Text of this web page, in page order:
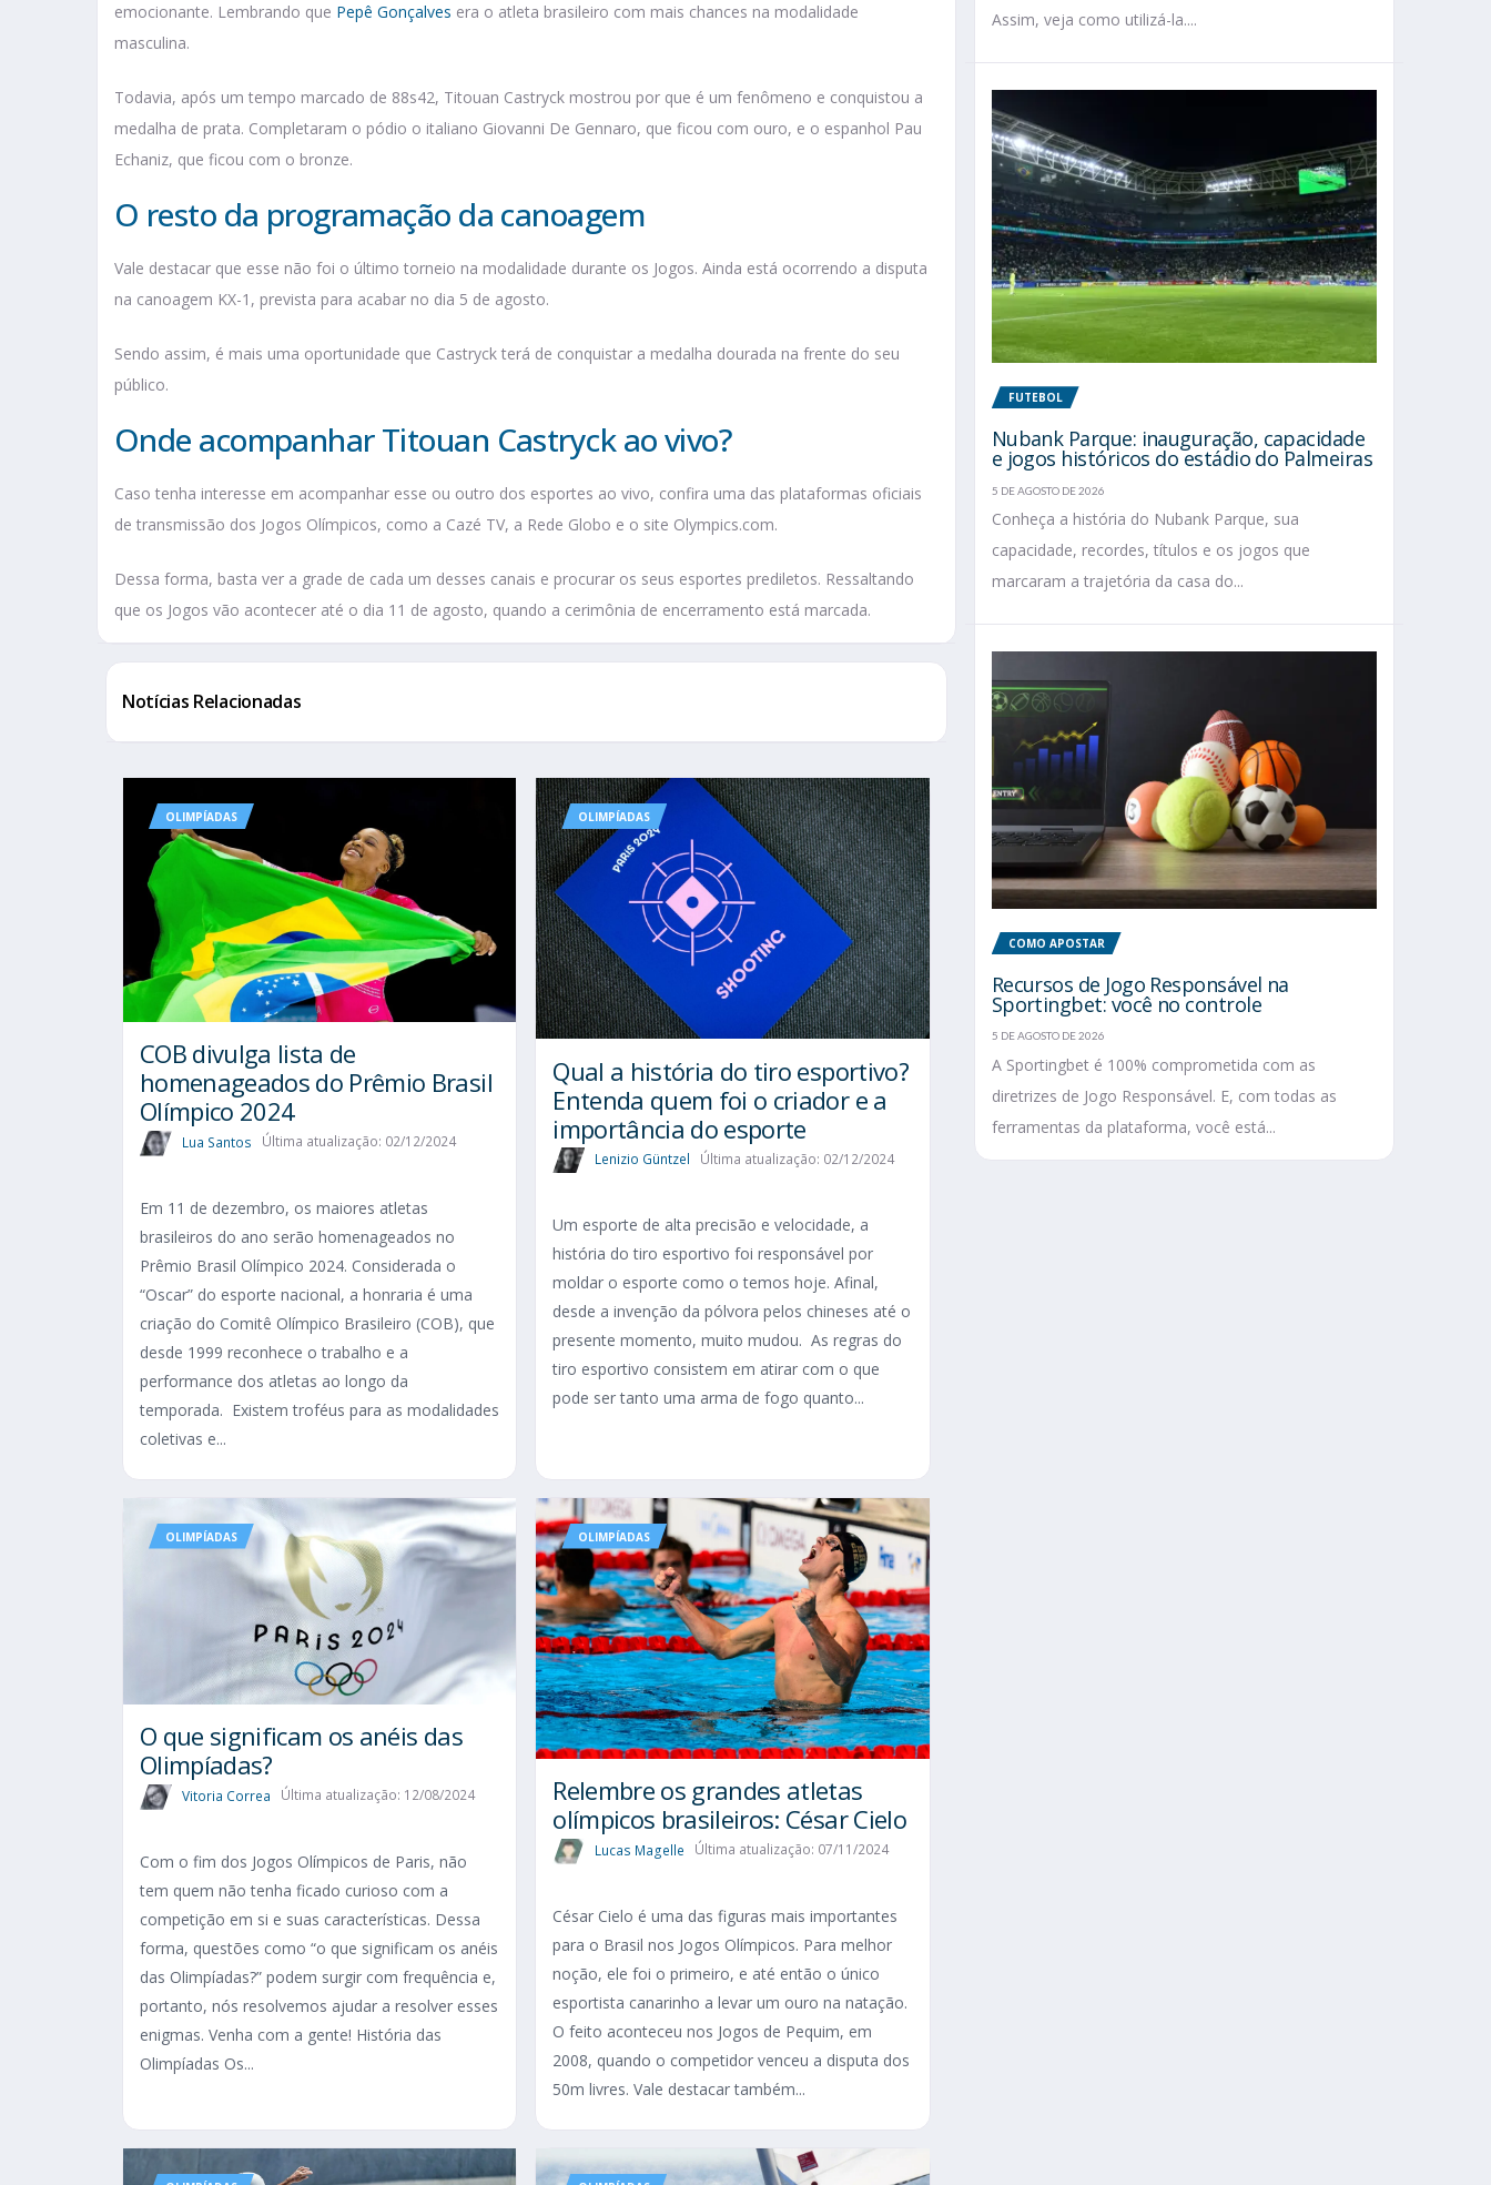
emocionante. Lembrando que Pepê Gonçalves era o atleta brasileiro com mais chances na modalidade
masculina.
Todavia, após um tempo marcado de 88s42, Titouan Castryck mostrou por que é um fenômeno e conquistou a
medalha de prata. Completaram o pódio o italiano Giovanni De Gennaro, que ficou com ouro, e o espanhol Pau
Echaniz, que ficou com o bronze.
O resto da programação da canoagem
Vale destacar que esse não foi o último torneio na modalidade durante os Jogos. Ainda está ocorrendo a disputa
na canoagem KX-1, prevista para acabar no dia 5 de agosto.
Sendo assim, é mais uma oportunidade que Castryck terá de conquistar a medalha dourada na frente do seu
público.
Onde acompanhar Titouan Castryck ao vivo?
Caso tenha interesse em acompanhar esse ou outro dos esportes ao vivo, confira uma das plataformas oficiais
de transmissão dos Jogos Olímpicos, como a Cazé TV, a Rede Globo e o site Olympics.com.
Dessa forma, basta ver a grade de cada um desses canais e procurar os seus esportes prediletos. Ressaltando
que os Jogos vão acontecer até o dia 11 de agosto, quando a cerimônia de encerramento está marcada.
Notícias Relacionadas
OLIMPÍADAS
COB divulga lista de
homenageados do Prêmio Brasil
Olímpico 2024
Lua Santos Última atualização: 02/12/2024
Em 11 de dezembro, os maiores atletas
brasileiros do ano serão homenageados no
Prêmio Brasil Olímpico 2024. Considerada o
“Oscar” do esporte nacional, a honraria é uma
criação do Comitê Olímpico Brasileiro (COB), que
desde 1999 reconhece o trabalho e a
performance dos atletas ao longo da
temporada. Existem troféus para as modalidades
coletivas e...
OLIMPÍADAS
Qual a história do tiro esportivo?
Entenda quem foi o criador e a
importância do esporte
Lenizio Güntzel Última atualização: 02/12/2024
Um esporte de alta precisão e velocidade, a
história do tiro esportivo foi responsável por
moldar o esporte como o temos hoje. Afinal,
desde a invenção da pólvora pelos chineses até o
presente momento, muito mudou. As regras do
tiro esportivo consistem em atirar com o que
pode ser tanto uma arma de fogo quanto...
OLIMPÍADAS
O que significam os anéis das
Olimpíadas?
Vitoria Correa Última atualização: 12/08/2024
Com o fim dos Jogos Olímpicos de Paris, não
tem quem não tenha ficado curioso com a
competição em si e suas características. Dessa
forma, questões como “o que significam os anéis
das Olimpíadas?” podem surgir com frequência e,
portanto, nós resolvemos ajudar a resolver esses
enigmas. Venha com a gente! História das
Olimpíadas Os...
OLIMPÍADAS
Relembre os grandes atletas
olímpicos brasileiros: César Cielo
Lucas Magelle Última atualização: 07/11/2024
César Cielo é uma das figuras mais importantes
para o Brasil nos Jogos Olímpicos. Para melhor
noção, ele foi o primeiro, e até então o único
esportista canarinho a levar um ouro na natação.
O feito aconteceu nos Jogos de Pequim, em
2008, quando o competidor venceu a disputa dos
50m livres. Vale destacar também...
Assim, veja como utilizá-la....
FUTEBOL
Nubank Parque: inauguração, capacidade
e jogos históricos do estádio do Palmeiras
5 DE AGOSTO DE 2026
Conheça a história do Nubank Parque, sua
capacidade, recordes, títulos e os jogos que
marcaram a trajetória da casa do...
COMO APOSTAR
Recursos de Jogo Responsável na
Sportingbet: você no controle
5 DE AGOSTO DE 2026
A Sportingbet é 100% comprometida com as
diretrizes de Jogo Responsável. E, com todas as
ferramentas da plataforma, você está...